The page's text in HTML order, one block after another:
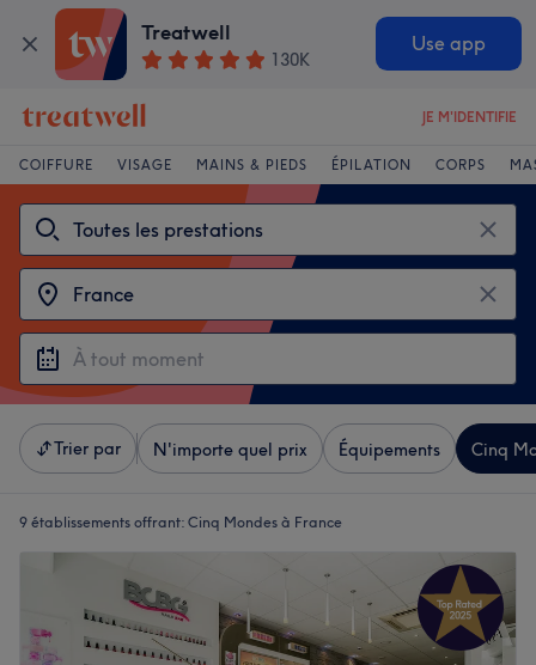
Treatwell
130K
Use app
JE M'IDENTIFIE
COIFFURE VISAGE MAINS & PIEDS ÉPILATION CORPS
Trier par N'importe quel prix Équipements Cinq
9 établissements offrant: Cinq Mondes à France